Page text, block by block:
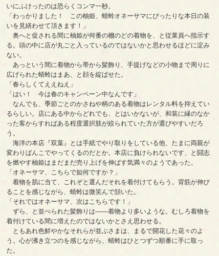
いにふけったのは恐らくコンマ一秒。
「わっかりました！ この柚姫、蜻蛉オネーサマにぴったりな本日の装
いを見繕わせて頂きます！」
奥へと促される間に柚姫が何番の棚のどの着物を、と従業員へ指示す
る。頭の中に店が丸ごと入っているのではないかと思わせるほどに淀み
ない。
あっという間に着物から帯から髪飾り、手提げなどの小物まで周りに
広げられた蜻蛉はまあ、と顔を綻ばせた。
「春らしくてええねえ」
「はい！ 今は春のキャンペーン中なんです」
なんでも、季節ごとのかさねや柄のある着物はレンタル料を抑えてい
るらしい。店にある中からどれでも、とはいかないが、和装に縁のなか
った客からすればある程度選択肢が絞られていた方が選びやすいだろ
う。
海洋の本店『双葉』とは手紙でやり取りをしている他、たまに両親が
変わりばんこでやってくるのだとか。本店に負けられないです、と闘志
を燃やす柚姫はまだまだ売り上げを伸ばす気満々のようであった。
「オネーサマ、こちらで如何ですか？」
着物を肌に当て、これぞと選んだそれを着付けてもらう。背筋が伸び
ることを感じながら、蜻蛉は微笑んで頷いた。
「それではオネーサマ、次はこちらです！」
ずら、と並べられた髪飾りは――着物より多いような。むしろ着物を
着付けている間に増えたのではないかとさえ思わせる。
ともあれ色鮮やかなそれらが並ぶさまは、まるで開花した花々のよ
う。心が沸き立つのを感じながら、蜻蛉はひとつずつ順番に手に取っ
た。